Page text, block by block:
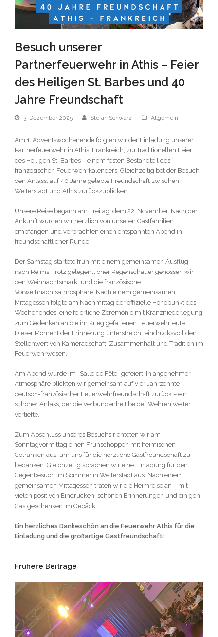
Besuch unserer
Partnerfeuerwehr in Athis – Feier
des Heiligen St. Barbes und 40
Jahre Freundschaft
3. Dezember 2025 Stefan Schwarz Allgemein
Am 1. Adventswochenende folgten wir der Einladung unserer
Partnerfeuerwehr in Athis, Frankreich, zur traditionellen Feier
des Heiligen St. Barbes – einem festen Bestandteil des
französischen Feuerwehrkalenders. Gleichzeitig bot der Besuch
den Anlass, auf 40 Jahre gelebte Freundschaft zwischen
Weiterstadt und Athis zurückzublicken.
Unsere Reise begann am Freitag, dem 22. November. Nach der
Ankunft wurden wir herzlich von unseren Gastfamilien
empfangen und verbrachten einen entspannten Abend in
freundschaftlicher Runde.
Der Samstag startete früh mit einem gemeinsamen Ausflug
nach Reims. Trotz gelegentlicher Regenschauer genossen wir
den Weihnachtsmarkt und die französische
Vorweihnachtsatmosphäre. Nach einem gemeinsamen
Mittagessen folgte am Nachmittag der offizielle Höhepunkt des
Wochenendes: eine feierliche Zeremonie mit Kranzniederlegung
zum Gedenken an die im Krieg gefallenen Feuerwehrleute.
Dieser Moment der Erinnerung unterstreicht eindrucksvoll den
Stellenwert von Kameradschaft, Zusammenhalt und Tradition im
Feuerwehrwesen.
Am Abend wurde im „Salle de Fête“ gefeiert. In angenehmer
Atmosphäre blickten wir gemeinsam auf vier Jahrzehnte
deutsch-französischer Feuerwehrfreundschaft zurück – ein
schöner Anlass, der die Verbundenheit beider Wehren weiter
vertiefte.
Zum Abschluss unseres Besuchs richteten wir am
Sonntagvormittag einen Frühschoppen mit heimischen
Getränken aus, um uns für die herzliche Gastfreundschaft zu
bedanken. Gleichzeitig sprachen wir eine Einladung für den
Gegenbesuch im Sommer in Weiterstadt aus. Nach einem
gemeinsamen Mittagessen traten wir die Heimreise an – mit
vielen positiven Eindrücken, schönen Erinnerungen und einigen
Gastgeschenken im Gepäck.
Ein herzliches Dankeschön an die Feuerwehr Athis für die
Einladung und die großartige Gastfreundschaft!
Frühere Beiträge